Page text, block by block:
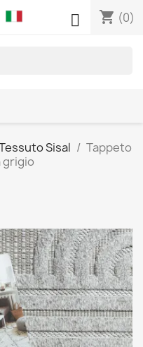
shopping_cart (0)

Sisal
Tappeto
grigio